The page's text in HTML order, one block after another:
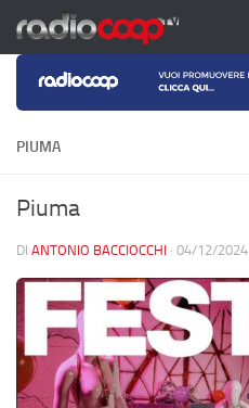
Salta al contenuto
PIUMA
Piuma
DI ANTONIO BACCIOCCHI · 04/12/2024